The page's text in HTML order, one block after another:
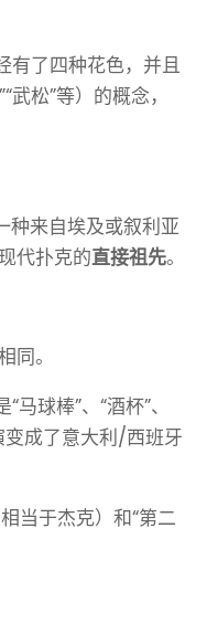
有了四种花色，并且
武松”等）的概念，
种来自埃及或叙利亚
代扑克的直接祖先。
同。
马球棒”、“酒杯”、
变成了意大利/西班牙
当于杰克）和“第二